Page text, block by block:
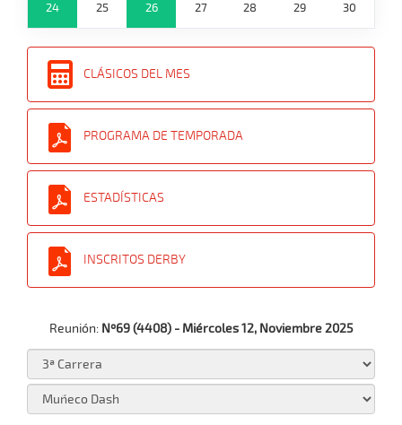
24 25 26 27 28 29 30
CLÁSICOS DEL MES
PROGRAMA DE TEMPORADA
ESTADÍSTICAS
INSCRITOS DERBY
Reunión: Nº69 (4408) - Miércoles 12, Noviembre 2025